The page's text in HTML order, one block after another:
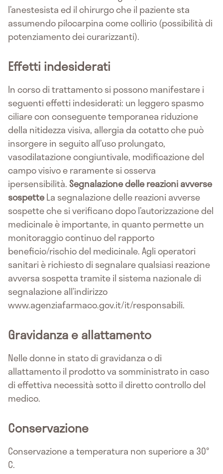
l’anestesista ed il chirurgo che il paziente sta
assumendo pilocarpina come collirio (possibilità di
potenziamento dei curarizzanti).
Effetti indesiderati
In corso di trattamento si possono manifestare i
seguenti effetti indesiderati: un leggero spasmo
ciliare con conseguente temporanea riduzione
della nitidezza visiva, allergia da cotatto che può
insorgere in seguito all’uso prolungato,
vasodilatazione congiuntivale, modificazione del
campo visivo e raramente si osserva
ipersensibilità. Segnalazione delle reazioni avverse
sospetteLa segnalazione delle reazioni avverse
sospette che si verificano dopo l’autorizzazione del
medicinale è importante, in quanto permette un
monitoraggio continuo del rapporto
beneficio/rischio del medicinale. Agli operatori
sanitari è richiesto di segnalare qualsiasi reazione
avversa sospetta tramite il sistema nazionale di
segnalazione all’indirizzo
www.agenziafarmaco.gov.it/it/responsabili.
Gravidanza e allattamento
Nelle donne in stato di gravidanza o di
allattamento il prodotto va somministrato in caso
di effettiva necessità sotto il diretto controllo del
medico.
Conservazione
Conservazione a temperatura non superiore a 30°
C.